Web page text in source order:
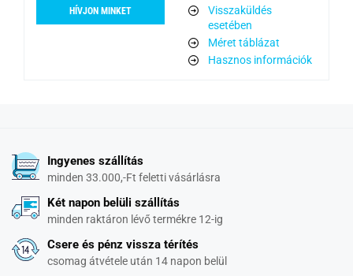
HÍVJON MINKET
Visszaküldés
esetében
Méret táblázat
Hasznos információk
Ingyenes szállítás
minden 33.000,-Ft feletti vásárlásra
Két napon belüli szállítás
minden raktáron lévő termékre 12-ig
Csere és pénz vissza térítés
csomag átvétele után 14 napon belül